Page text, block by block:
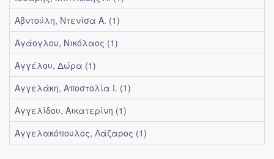
Αβντούλη, Ντενίσα Α. (1)
Αγάογλου, Νικόλαος (1)
Αγγέλου, Δώρα (1)
Αγγελάκη, Αποστολία Ι. (1)
Αγγελίδου, Αικατερίνη (1)
Αγγελακόπουλος, Λάζαρος (1)